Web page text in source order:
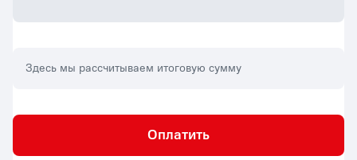
Здесь мы рассчитываем итоговую сумму
Оплатить